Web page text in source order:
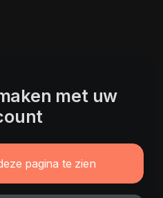
met uw
pagina te zien